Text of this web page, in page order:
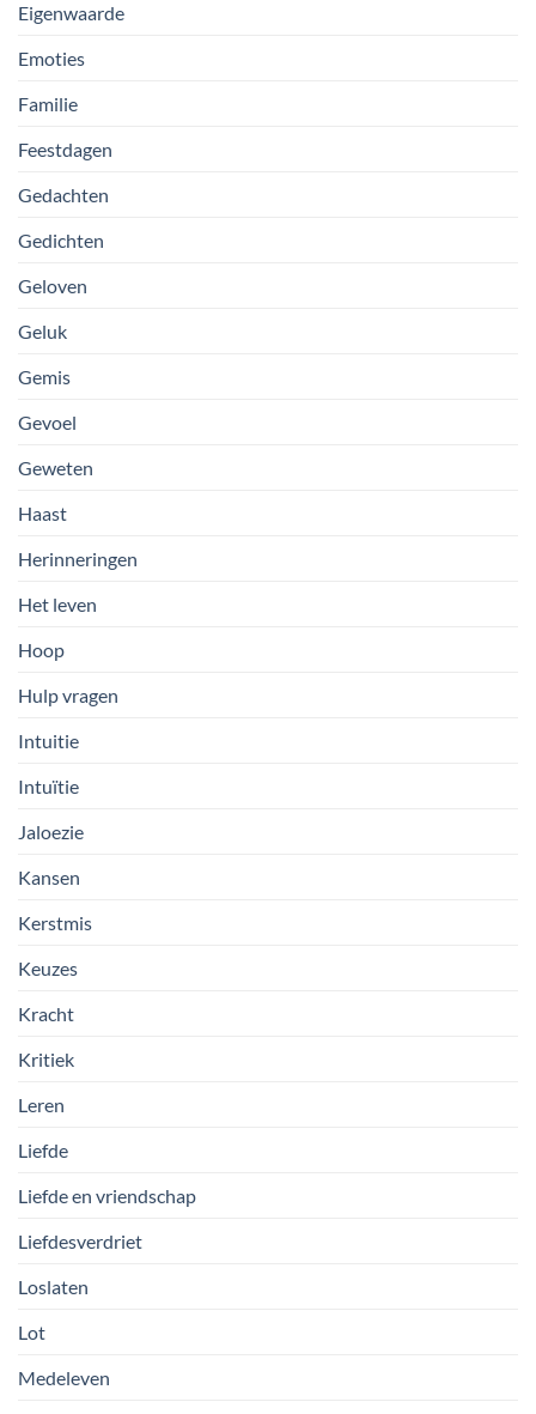
Eigenwaarde
Emoties
Familie
Feestdagen
Gedachten
Gedichten
Geloven
Geluk
Gemis
Gevoel
Geweten
Haast
Herinneringen
Het leven
Hoop
Hulp vragen
Intuitie
Intuïtie
Jaloezie
Kansen
Kerstmis
Keuzes
Kracht
Kritiek
Leren
Liefde
Liefde en vriendschap
Liefdesverdriet
Loslaten
Lot
Medeleven